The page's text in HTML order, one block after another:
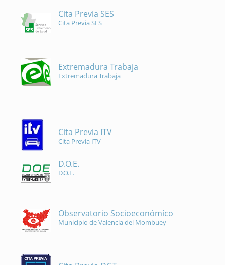
Cita Previa SES
Cita Previa SES
Extremadura Trabaja
Extremadura Trabaja
Cita Previa ITV
Cita Previa ITV
D.O.E.
D.O.E.
Observatorio Socioeconómíco
Municipio de Valencia del Mombuey